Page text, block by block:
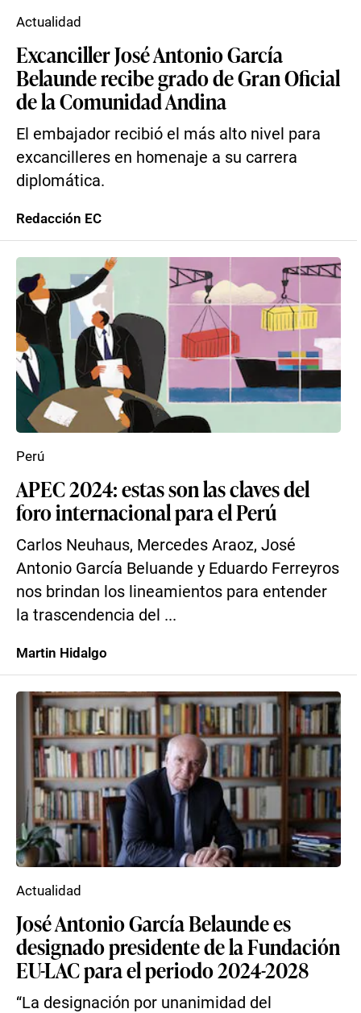
Excanciller José Antonio García
Belaunde recibe grado de Gran Oficial
de la Comunidad Andina
El embajador recibió el más alto nivel para
excancilleres en homenaje a su carrera
diplomática.
Actualidad
Redacción EC
APEC 2024: estas son las claves del
foro internacional para el Perú
Carlos Neuhaus, Mercedes Araoz, José
Antonio García Beluande y Eduardo Ferreyros
nos brindan los lineamientos para entender
la trascendencia del ...
Perú
Martin Hidalgo
José Antonio García Belaunde es
designado presidente de la Fundación
EU-LAC para el periodo 2024-2028
“La designación por unanimidad del
Actualidad